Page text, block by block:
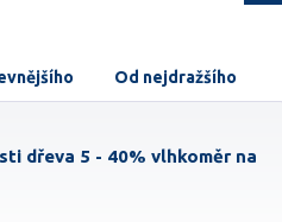
Od nejdražšího
dřeva 5 - 40% vlhkoměr na